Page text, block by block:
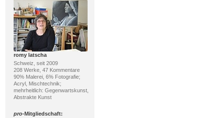
romy latscha
Schweiz, seit 2009
208 Werke, 47 Kommentare
90% Malerei, 6% Fotografie;
Acryl, Mischtechnik;
mehrheitlich: Gegenwartskunst,
Abstrakte Kunst
pro-Mitgliedschaft: